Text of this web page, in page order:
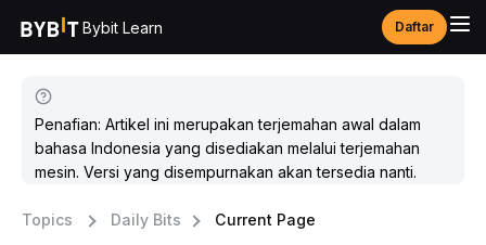
Bybit Learn Daftar
Penafian: Artikel ini merupakan terjemahan awal dalam
bahasa Indonesia yang disediakan melalui terjemahan
mesin. Versi yang disempurnakan akan tersedia nanti.
Topics Daily Bits Current Page